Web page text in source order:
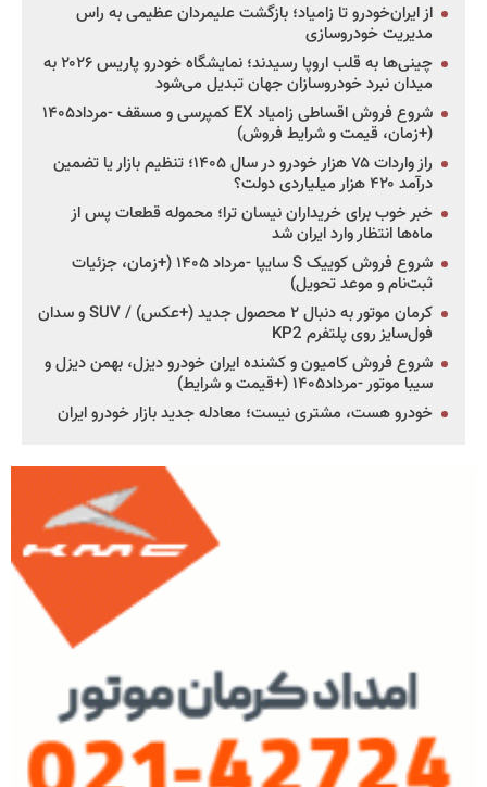
از ایران‌خودرو تا زامیاد؛ بازگشت علیمردان عظیمی به راس
مدیریت خودروسازی
چینی‌ها به قلب اروپا رسیدند؛ نمایشگاه خودرو پاریس ۲۰۲۶ به
میدان نبرد خودروسازان جهان تبدیل می‌شود
شروع فروش اقساطی زامیاد EX کمپرسی و مسقف -مرداد۱۴۰۵
(+زمان، قیمت و شرایط فروش)
راز واردات ۷۵ هزار خودرو در سال ۱۴۰۵؛ تنظیم بازار یا تضمین
درآمد ۴۲۰ هزار میلیاردی دولت؟
خبر خوب برای خریداران نیسان ترا؛ محموله قطعات پس از
ماه‌ها انتظار وارد ایران شد
شروع فروش کوییک S سایپا -مرداد ۱۴۰۵ (+زمان، جزئیات
ثبت‌نام و موعد تحویل)
کرمان موتور به دنبال ۲ محصول جدید (+عکس) / SUV و سدان
فول‌سایز روی پلتفرم KP2
شروع فروش کامیون و کشنده ایران خودرو دیزل، بهمن دیزل و
سیبا موتور -مرداد۱۴۰۵ (+قیمت و شرایط)
خودرو هست، مشتری نیست؛ معادله جدید بازار خودرو ایران